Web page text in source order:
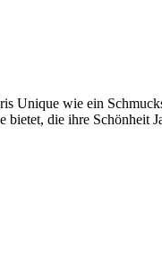
Unique wie ein
bietet, die ihre Schönheit